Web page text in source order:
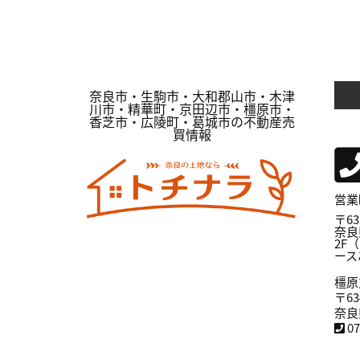
奈良市・生駒市・大和郡山市・木津
川市・精華町・京田辺市・橿原市・
香芝市・広陵町・葛城市の不動産売
買情報
営
〒
奈
2F
ー
橿
〒
奈